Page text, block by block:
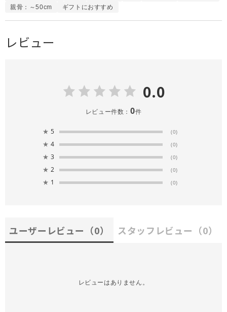
親骨：～50cm
ギフトにおすすめ
レビュー
0.0
レビュー件数： 0件
★ 5 (0)
★ 4 (0)
★ 3 (0)
★ 2 (0)
★ 1 (0)
ユーザーレビュー （0） スタッフレビュー （0）
レビューはありません。